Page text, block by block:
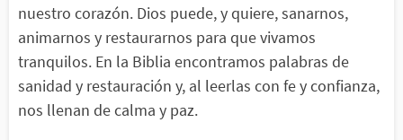
nuestro corazón. Dios puede, y quiere, sanarnos,
animarnos y restaurarnos para que vivamos
tranquilos. En la Biblia encontramos palabras de
sanidad y restauración y, al leerlas con fe y confianza,
nos llenan de calma y paz.